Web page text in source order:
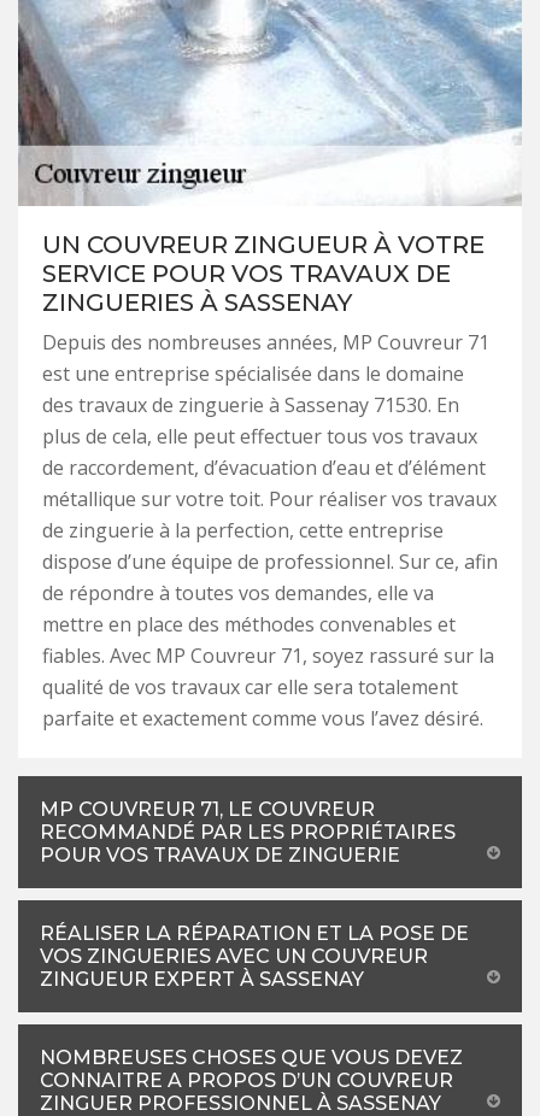
UN COUVREUR ZINGUEUR À VOTRE
SERVICE POUR VOS TRAVAUX DE
ZINGUERIES À SASSENAY
Depuis des nombreuses années, MP Couvreur 71
est une entreprise spécialisée dans le domaine
des travaux de zinguerie à Sassenay 71530. En
plus de cela, elle peut effectuer tous vos travaux
de raccordement, d’évacuation d’eau et d’élément
métallique sur votre toit. Pour réaliser vos travaux
de zinguerie à la perfection, cette entreprise
dispose d’une équipe de professionnel. Sur ce, afin
de répondre à toutes vos demandes, elle va
mettre en place des méthodes convenables et
fiables. Avec MP Couvreur 71, soyez rassuré sur la
qualité de vos travaux car elle sera totalement
parfaite et exactement comme vous l’avez désiré.
MP COUVREUR 71, LE COUVREUR
RECOMMANDÉ PAR LES PROPRIÉTAIRES
POUR VOS TRAVAUX DE ZINGUERIE
RÉALISER LA RÉPARATION ET LA POSE DE
VOS ZINGUERIES AVEC UN COUVREUR
ZINGUEUR EXPERT À SASSENAY
NOMBREUSES CHOSES QUE VOUS DEVEZ
CONNAITRE A PROPOS D’UN COUVREUR
ZINGUER PROFESSIONNEL À SASSENAY